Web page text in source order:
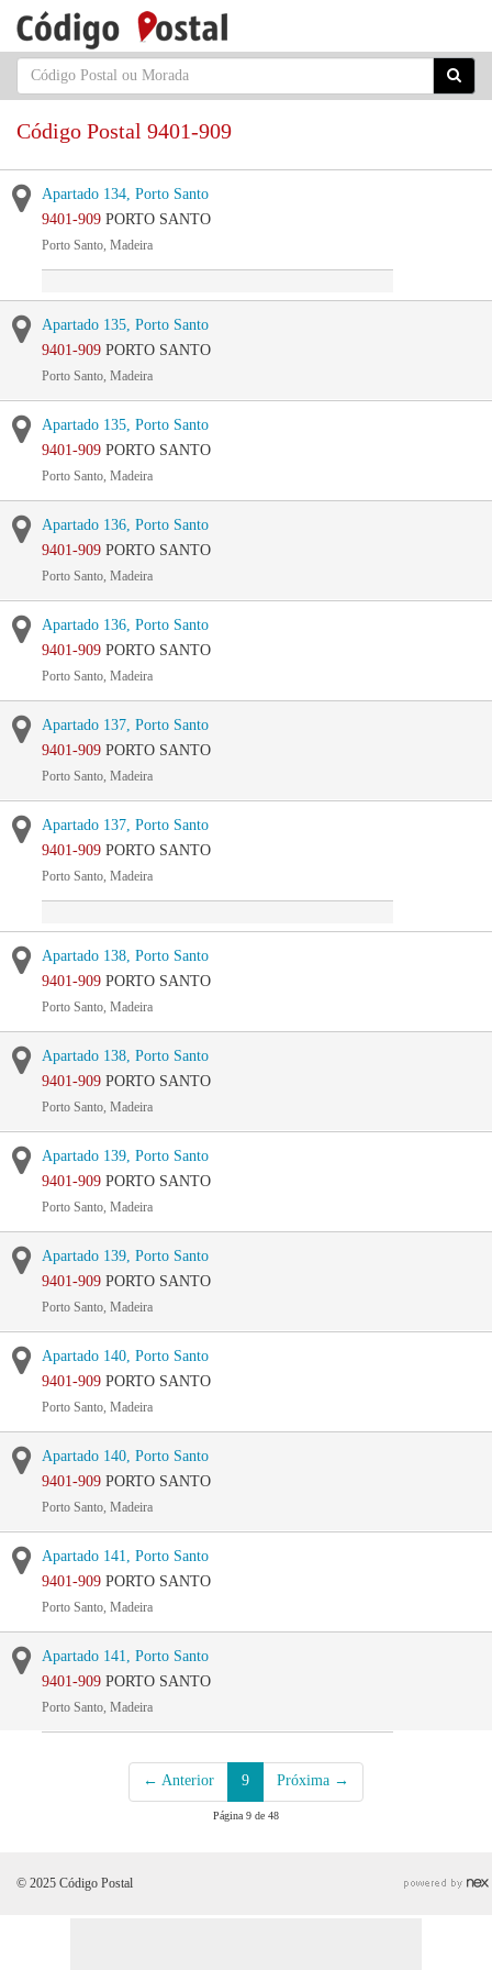
Código Postal 9401-909
Apartado 134, Porto Santo
9401-909 PORTO SANTO
Porto Santo, Madeira
Apartado 135, Porto Santo
9401-909 PORTO SANTO
Porto Santo, Madeira
Apartado 135, Porto Santo
9401-909 PORTO SANTO
Porto Santo, Madeira
Apartado 136, Porto Santo
9401-909 PORTO SANTO
Porto Santo, Madeira
Apartado 136, Porto Santo
9401-909 PORTO SANTO
Porto Santo, Madeira
Apartado 137, Porto Santo
9401-909 PORTO SANTO
Porto Santo, Madeira
Apartado 137, Porto Santo
9401-909 PORTO SANTO
Porto Santo, Madeira
Apartado 138, Porto Santo
9401-909 PORTO SANTO
Porto Santo, Madeira
Apartado 138, Porto Santo
9401-909 PORTO SANTO
Porto Santo, Madeira
Apartado 139, Porto Santo
9401-909 PORTO SANTO
Porto Santo, Madeira
Apartado 139, Porto Santo
9401-909 PORTO SANTO
Porto Santo, Madeira
Apartado 140, Porto Santo
9401-909 PORTO SANTO
Porto Santo, Madeira
Apartado 140, Porto Santo
9401-909 PORTO SANTO
Porto Santo, Madeira
Apartado 141, Porto Santo
9401-909 PORTO SANTO
Porto Santo, Madeira
Apartado 141, Porto Santo
9401-909 PORTO SANTO
Porto Santo, Madeira
← Anterior 9 Próxima →
Página 9 de 48
© 2025 Código Postal